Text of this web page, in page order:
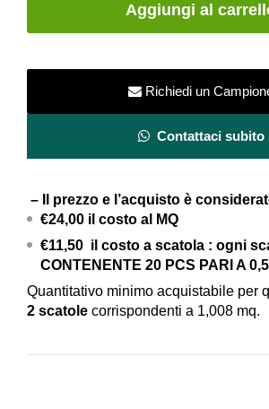
Atelier
GOLD
Lucido
quantity
Aggiungi al
Richiedi un
Contattaci subito
– Il prezzo e l’acquisto è
€24,00 il costo al MQ
€11,50 il costo a scatola : ogni
CONTENENTE 20 PCS PARI A
Quantitativo minimo acquistabile per
2 scatole corrispondenti a 1,008 mq.